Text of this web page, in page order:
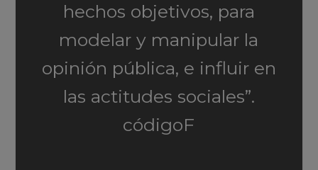
hechos objetivos, para
modelar y manipular la
opinión pública, e influir en
las actitudes sociales”.
códigoF